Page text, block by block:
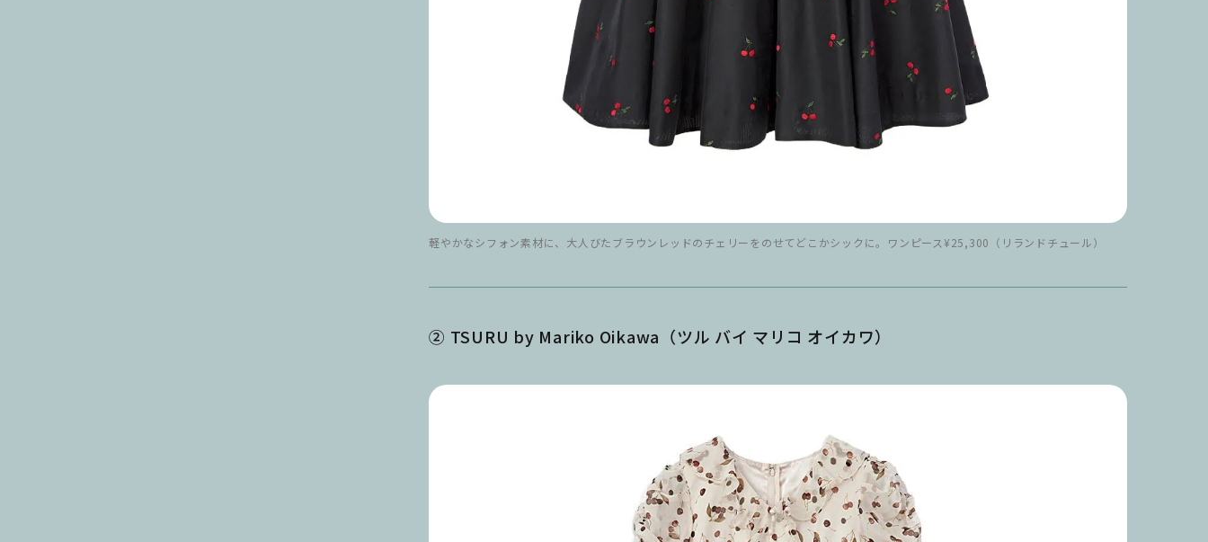
軽やかなシフォン素材に、大人びたブラウンレッドのチェリーをのせてどこかシックに。ワンピース¥25,300（リランドチュール）
② TSURU by Mariko Oikawa（ツル バイ マリコ オイカワ）